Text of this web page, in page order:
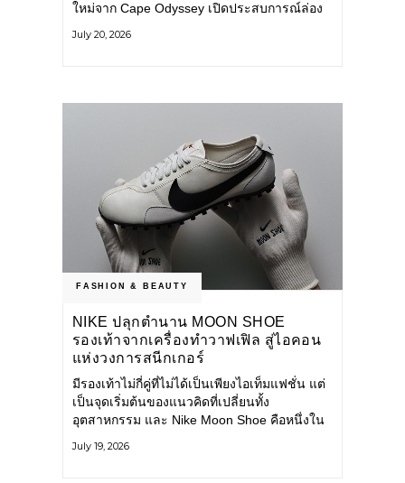
ใหม่จาก Cape Odyssey เปิดประสบการณ์ล่อง
ไป ผสานความสะดวกสบายแบบโรงแรมระดับ
July 20, 2026
FASHION & BEAUTY
NIKE ปลุกตำนาน MOON SHOE
รองเท้าจากเครื่องทำวาฟเฟิล สู่ไอคอน
แห่งวงการสนีกเกอร์
มีรองเท้าไม่กี่คู่ที่ไม่ได้เป็นเพียงไอเท็มแฟชั่น แต่
เป็นจุดเริ่มต้นของแนวคิดที่เปลี่ยนทั้ง
อุตสาหกรรม และ Nike Moon Shoe คือหนึ่งใน
ศตวรรษก่อน กำลังกลับมาอีกครั้ง พร้อมพาเรื่อง
July 19, 2026